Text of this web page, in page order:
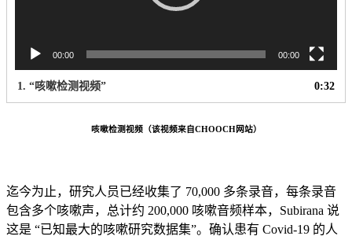
00:00 00:00
1. “咳嗽检测视频” 0:32
咳嗽检测视频（该视频来自CHOOCH网站）
迄今为止，研究人员已经收集了 70,000 多条录音，每条录音
包含多个咳嗽声，总计约 200,000 咳嗽音频样本，Subirana 说
这是 “已知最大的咳嗽研究数据集”。确认患有 Covid-19 的人